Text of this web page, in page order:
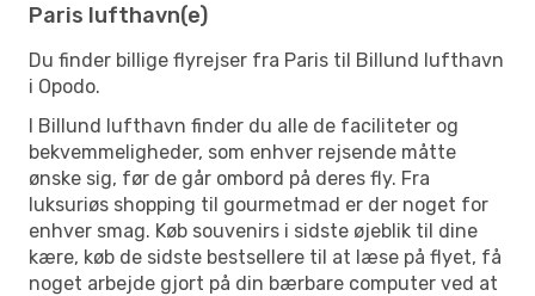
Paris lufthavn(e)
Du finder billige flyrejser fra Paris til Billund lufthavn
i Opodo.
I Billund lufthavn finder du alle de faciliteter og
bekvemmeligheder, som enhver rejsende måtte
ønske sig, før de går ombord på deres fly. Fra
luksuriøs shopping til gourmetmad er der noget for
enhver smag. Køb souvenirs i sidste øjeblik til dine
kære, køb de sidste bestsellere til at læse på flyet, få
noget arbejde gjort på din bærbare computer ved at